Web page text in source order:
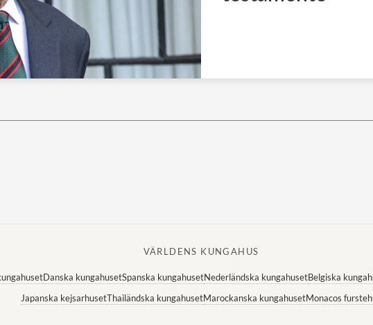
VÄRLDENS KUNGAHUS
Danska kungahusetSpanska kungahusetNederländska kungahusetBelgiska
Japanska kejsarhusetThailändska kungahusetMarockanska kungahusetMonacos